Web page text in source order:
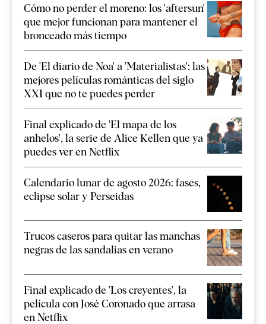
Cómo no perder el moreno: los 'aftersun'
que mejor funcionan para mantener el
bronceado más tiempo
De 'El diario de Noa' a 'Materialistas': las
mejores películas románticas del siglo
XXI que no te puedes perder
Final explicado de 'El mapa de los
anhelos', la serie de Alice Kellen que ya
puedes ver en Netflix
Calendario lunar de agosto 2026: fases,
eclipse solar y Perseidas
Trucos caseros para quitar las manchas
negras de las sandalias en verano
Final explicado de 'Los creyentes', la
película con José Coronado que arrasa
en Netflix